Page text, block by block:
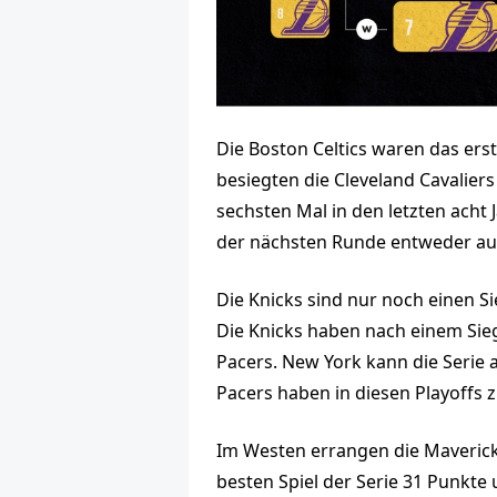
Die Boston Celtics waren das
besiegten die Cleveland
sechsten Mal in den letzten acht
der nächsten Runde entweder
Die Knicks sind nur noch einen
Die Knicks haben nach einem
Pacers. New York kann die
Pacers haben in diesen Playoffs
Im Westen errangen die
besten Spiel der Serie 31